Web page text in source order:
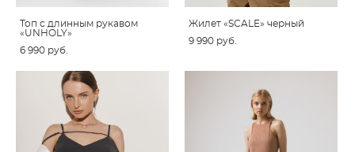
Топ с длинным рукавом
«UNHOLY»
6 990 pуб.
Жилет «SCALE» черный
9 990 pуб.